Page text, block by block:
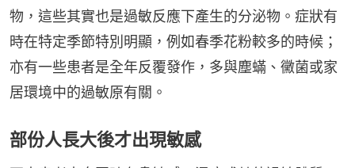
物，這些其實也是過敏反應下產生的分泌物。症狀有
時在特定季節特別明顯，例如春季花粉較多的時候；
亦有一些患者是全年反覆發作，多與塵蟎、黴菌或家
居環境中的過敏原有關。
部份人長大後才出現敏感